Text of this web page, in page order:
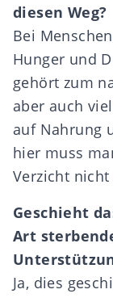
diesen Weg?
Bei
Hunger und
gehört zum
aber auch
auf Nahrung
hier muss
Verzicht
Geschieht
Art
Unterstü
Ja, dies